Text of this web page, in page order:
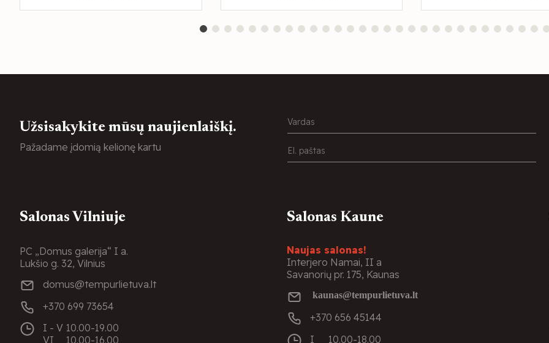
Užsisakykite mūsų naujienlaiškį.
Pažadame įdomią kelionę kartu
Salonas Vilniuje
PC „Domus galerija“ I a.
Lukšio g. 32, Vilnius
domus@tempurlietuva.lt
+370 699 73654
I - V 10.00-19.00
VI
10.00-16.00
Salonas Kaune
Naujas salonas!
Interjero Namai, II a
Savanorių pr. 175, Kaunas
kaunas@tempurlietuva.lt
+370 656 45144
I
10.00-18.00